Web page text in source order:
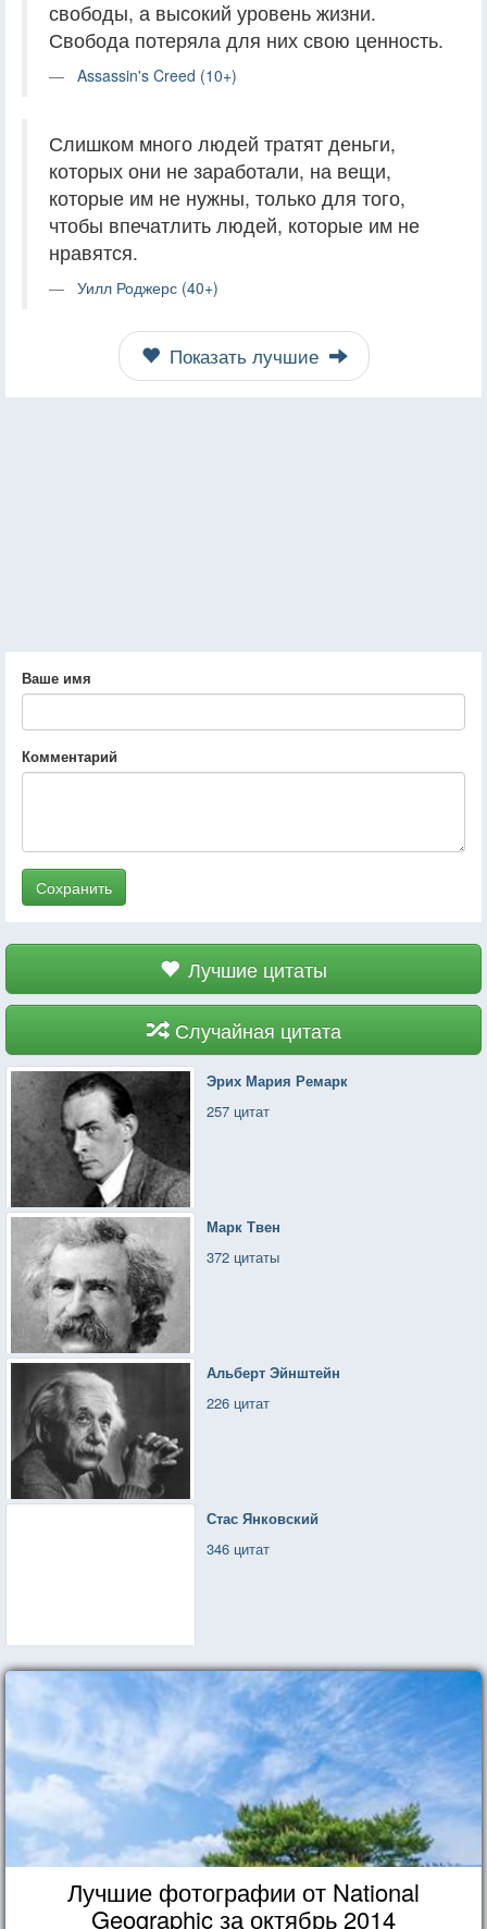
свободы, а высокий уровень жизни.
Свобода потеряла для них свою ценность.
Assassin's Creed (10+)
Слишком много людей тратят деньги,
которых они не заработали, на вещи,
которые им не нужны, только для того,
чтобы впечатлить людей, которые им не
нравятся.
Уилл Роджерс (40+)
Показать лучшие
Ваше имя
Комментарий
Сохранить
Лучшие цитаты
Случайная цитата
Эрих Мария Ремарк
257 цитат
Марк Твен
372 цитаты
Альберт Эйнштейн
226 цитат
Стас Янковский
346 цитат
Лучшие фотографии от National
Geographic за октябрь 2014